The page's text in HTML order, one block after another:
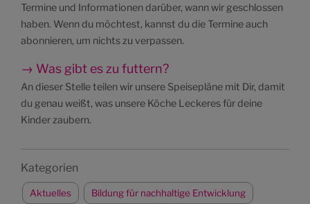
Termine und Informationen darüber, wann wir geschlossen
haben. Wenn du möchtest, kannst du die Termine auch
abonnieren, um nichts zu verpassen.
→ Was gibt es zu futtern?
An dieser Stelle teilen wir unsere Speisepläne mit Dir, damit
du genau weißt, was unsere Köche Leckeres für deine
Kinder zaubern.
Kategorien
Aktuelles Bildung für nachhaltige Entwicklung